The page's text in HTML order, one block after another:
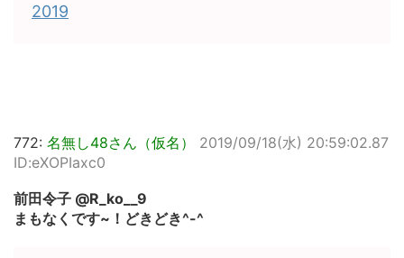
2019
772: 名無し48さん（仮名）
2019/09/18(水) 20:59:02.87
ID:eXOPIaxc0
前田令子 @R_ko__9
まもなくです~！どきどき^-^